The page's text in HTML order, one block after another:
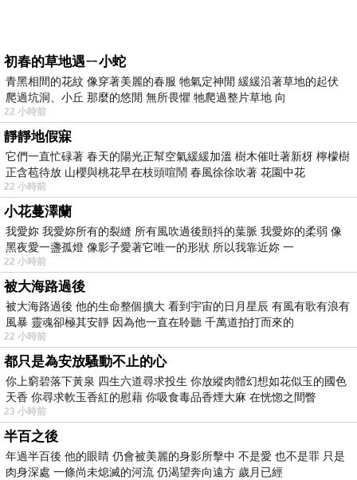
初春的草地遇ㄧ小蛇
青黑相間的花紋 像穿著美麗的春服 牠氣定神閒 緩緩沿著草地的起伏
爬過坑洞、小丘 那麼的悠閒 無所畏懼 牠爬過整片草地 向
22 小時前
靜靜地假寐
它們一直忙碌著 春天的陽光正幫空氣緩緩加溫 樹木催吐著新枒 檸檬樹
正含苞待放 山櫻與桃花早在枝頭喧鬧 春風徐徐吹著 花園中花
22 小時前
小花蔓澤蘭
我愛妳 我愛妳所有的裂縫 所有風吹過後顫抖的葉脈 我愛妳的柔弱 像
黑夜愛一盞孤燈 像影子愛著它唯一的形狀 所以我靠近妳 一
22 小時前
被大海路過後
被大海路過後 他的生命整個擴大 看到宇宙的日月星辰 有風有歌有浪有
風暴 靈魂卻極其安靜 因為他一直在聆聽 千萬道拍打而來的
22 小時前
都只是為安放騷動不止的心
你上窮碧落下黃泉 四生六道尋求投生 你放縱肉體幻想如花似玉的國色
天香 你尋求軟玉香紅的慰藉 你吸食毒品香煙大麻 在恍惚之間瞥
23 小時前
半百之後
年過半百後 他的眼睛 仍會被美麗的身影所擊中 不是愛 也不是罪 只是
肉身深處 一條尚未熄滅的河流 仍渴望奔向遠方 歲月已經